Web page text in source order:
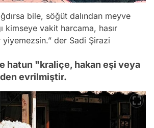
bile, söğüt dalından meyve
kimseye vakit harcama, hasır
yiyemezsin.” der Sadi Şirazi
hatun "kraliçe, hakan eşi veya
evrilmiştir.